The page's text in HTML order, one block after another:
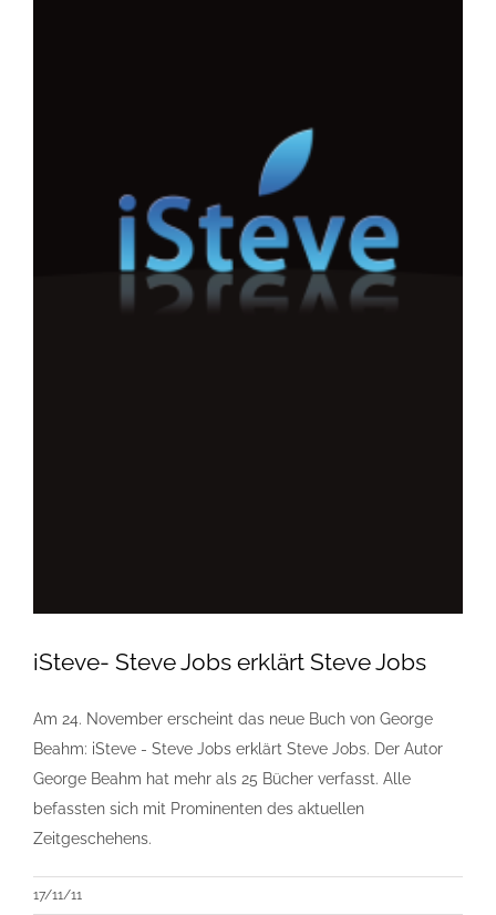
iSteve- Steve Jobs erklärt Steve Jobs
Am 24. November erscheint das neue Buch von George
Beahm: iSteve - Steve Jobs erklärt Steve Jobs. Der Autor
George Beahm hat mehr als 25 Bücher verfasst. Alle
befassten sich mit Prominenten des aktuellen
Zeitgeschehens.
17/11/11